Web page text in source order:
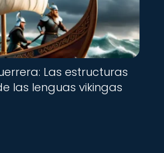
Las estructuras
las lenguas vikingas